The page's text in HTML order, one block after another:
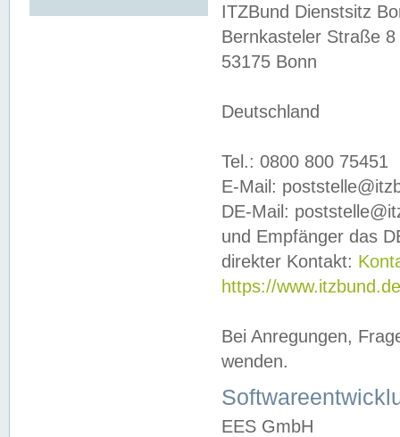
ITZBund Dienstsitz
Bernkasteler Straße 8
53175 Bonn
Deutschland
Tel.: 0800 800 75451
E-Mail:
DE-Mail:
und Empfänger das
direkter Kontakt:
https://
Bei Anregungen,
wenden.
EES GmbH